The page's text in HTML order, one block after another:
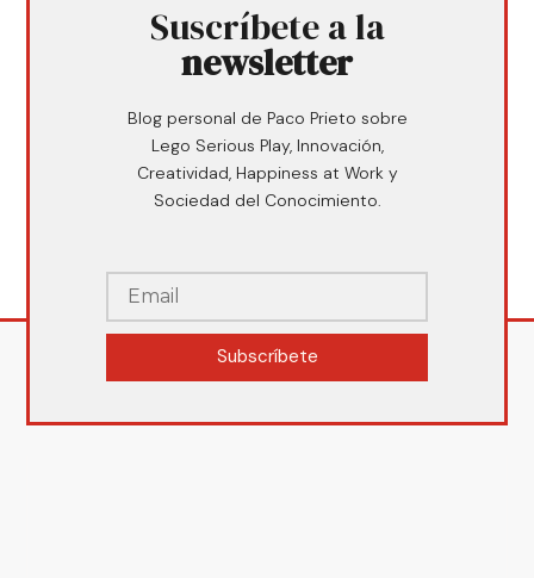
Suscríbete a la
newsletter
Blog personal de Paco Prieto sobre
Lego Serious Play, Innovación,
Creatividad, Happiness at Work y
Sociedad del Conocimiento.
Subscríbete